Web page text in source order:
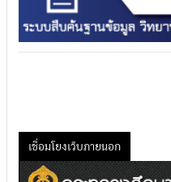
เชื่อมโยงเว็บภายนอก